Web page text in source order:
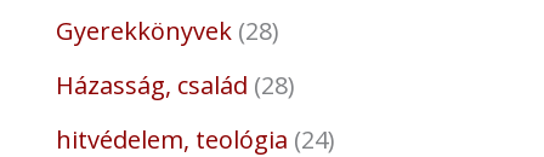
Gyerekkönyvek 28
Házasság, család 28
hitvédelem, teológia 24